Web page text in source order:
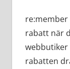
rabatt när
rabatten